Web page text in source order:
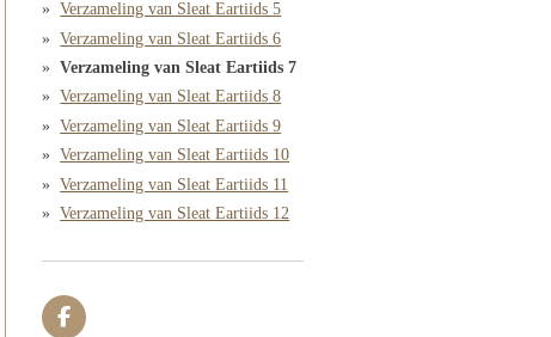
Verzameling van Sleat Eartiids 5
Verzameling van Sleat Eartiids 6
Verzameling van Sleat Eartiids 7
Verzameling van Sleat Eartiids 8
Verzameling van Sleat Eartiids 9
Verzameling van Sleat Eartiids 10
Verzameling van Sleat Eartiids 11
Verzameling van Sleat Eartiids 12
F